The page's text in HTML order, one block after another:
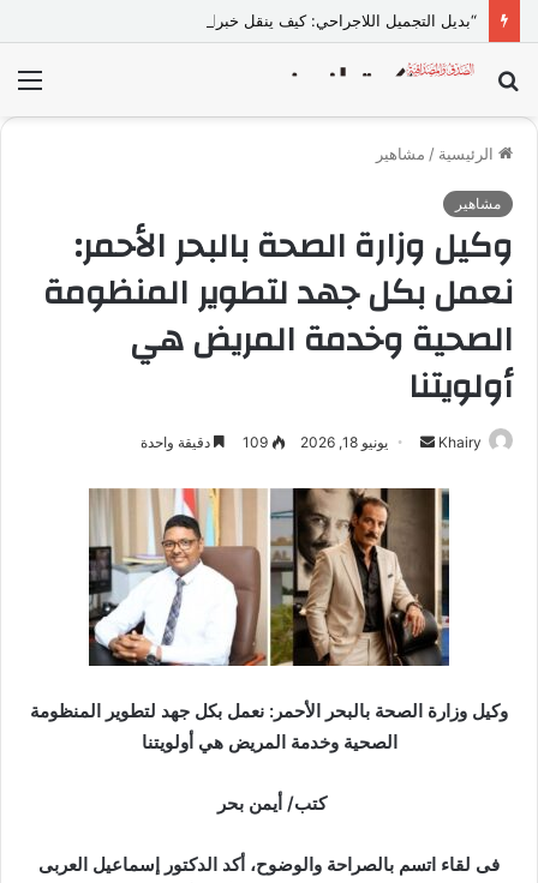
بحث
عن
الرئيسية / مشاهير
مشاهير
وكيل وزارة الصحة بالبحر الأحمر:
نعمل بكل جهد لتطوير المنظومة
الصحية وخدمة المريض هي
أولويتنا
Khairy
ي
د
إ
ن
يونيو 18, 2026 109 دقيقة واحدة
وكيل وزارة الصحة بالبحر الأحمر: نعمل بكل جهد لتطوير المنظومة
الصحية وخدمة المريض هي أولويتنا
كتب/ أيمن بحر
فى لقاء اتسم بالصراحة والوضوح، أكد الدكتور إسماعيل العربى